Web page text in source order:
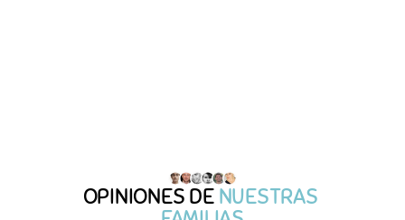
OPINIONES DE NUESTRAS